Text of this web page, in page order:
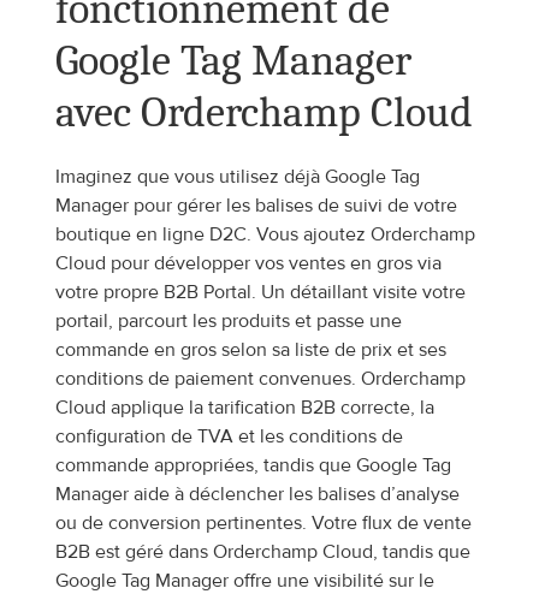
Google Tag Manager
avec Orderchamp Cloud
Imaginez que vous utilisez déjà Google Tag
Manager pour gérer les balises de suivi de votre
boutique en ligne D2C. Vous ajoutez Orderchamp
Cloud pour développer vos ventes en gros via
votre propre B2B Portal. Un détaillant visite votre
portail, parcourt les produits et passe une
commande en gros selon sa liste de prix et ses
conditions de paiement convenues. Orderchamp
Cloud applique la tarification B2B correcte, la
configuration de TVA et les conditions de
commande appropriées, tandis que Google Tag
Manager aide à déclencher les balises d’analyse
ou de conversion pertinentes. Votre flux de vente
B2B est géré dans Orderchamp Cloud, tandis que
Google Tag Manager offre une visibilité sur le